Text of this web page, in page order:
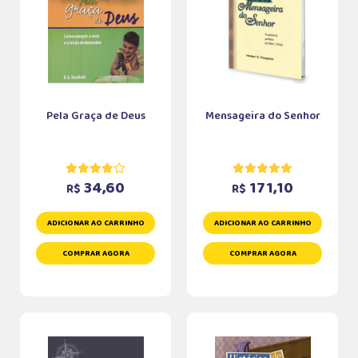
Pela Graça de Deus
R$ 34,60
ADICIONAR AO CARRINHO
COMPRAR AGORA
Mensageira do Senhor
R$ 171,10
ADICIONAR AO CARRINHO
COMPRAR AGORA